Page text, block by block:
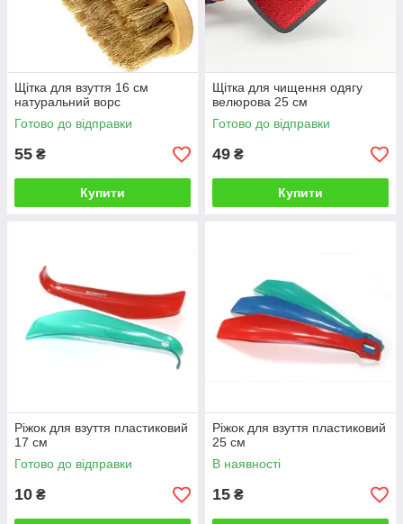
Щітка для взуття 16 см
натуральний ворс
Готово до відправки
55 ₴
Купити
Щітка для чищення одягу
велюрова 25 см
Готово до відправки
49 ₴
Купити
Ріжок для взуття пластиковий
17 см
Готово до відправки
10 ₴
Ріжок для взуття пластиковий
25 см
В наявності
15 ₴